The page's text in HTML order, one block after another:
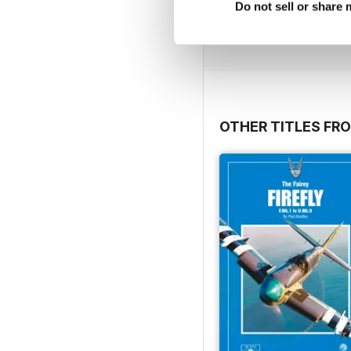
Do not sell or share
Acquista per€11,99
OTHER TITLES